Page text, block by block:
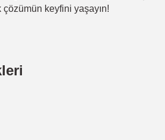
çözümün keyfini yaşayın!